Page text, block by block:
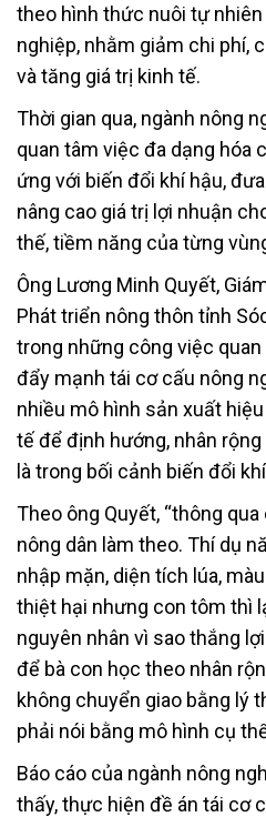
theo hình thức nuôi tự
nghiệp, nhằm giảm chi phí,
và tăng giá trị kinh tế.
Thời gian qua, ngành nông
quan tâm việc đa dạng hóa
ứng với biến đổi khí hậu,
nâng cao giá trị lợi nhuận
thế, tiềm năng của từng
Ông Lương Minh Quyết,
Phát triển nông thôn tỉnh
trong những công việc
đẩy mạnh tái cơ cấu nông
nhiều mô hình sản xuất
tế để định hướng, nhân
là trong bối cảnh biến đổi
Theo ông Quyết, “thông
nông dân làm theo. Thí dụ
nhập mặn, diện tích lúa,
thiệt hại nhưng con tôm thì
nguyên nhân vì sao thắng
để bà con học theo nhân
không chuyển giao bằng lý
phải nói bằng mô hình cụ
Báo cáo của ngành nông
thấy, thực hiện đề án tái cơ